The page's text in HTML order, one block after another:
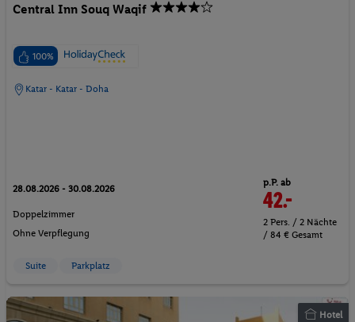
Central Inn Souq Waqif
100%
Katar - Katar - Doha
28.08.2026 - 30.08.2026
Doppelzimmer
Ohne Verpflegung
p.P. ab
42.-
2 Pers. / 2 Nächte
/ 84 € Gesamt
Suite Parkplatz
Hotel